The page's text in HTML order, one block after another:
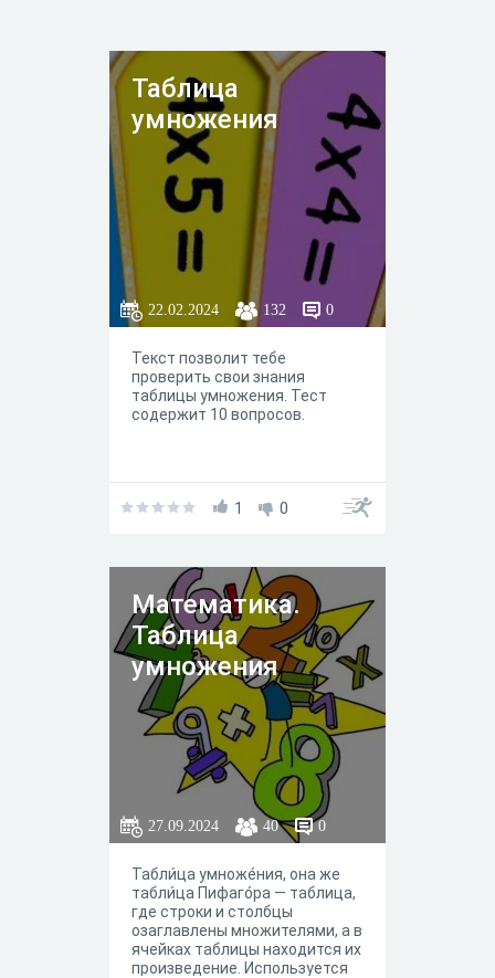
Таблица
умножения
22.02.2024 132 0
Текст позволит тебе
проверить свои знания
таблицы умножения. Тест
содержит 10 вопросов.
1 0
Математика.
Таблица
умножения
27.09.2024 40 0
Табли́ца умноже́ния, она же
табли́ца Пифаго́ра — таблица,
где строки и столбцы
озаглавлены множителями, а в
ячейках таблицы находится их
произведение. Используется